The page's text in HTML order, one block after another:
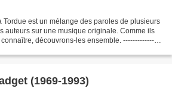
Tordue est un mélange des paroles de plusieurs
auteurs sur une musique originale. Comme ils
découvrons-les ensemble. ---------------
(1969-1993)